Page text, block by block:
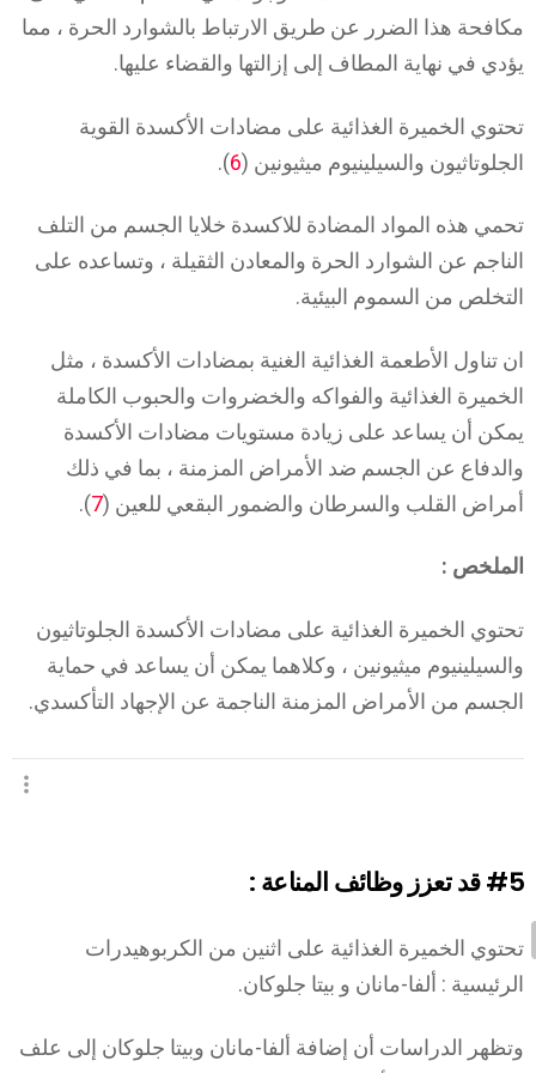
مكافحة هذا الضرر عن طريق الارتباط بالشوارد الحرة ، مما
يؤدي في نهاية المطاف إلى إزالتها والقضاء عليها.
تحتوي الخميرة الغذائية على مضادات الأكسدة القوية
الجلوتاثيون والسيلينيوم ميثيونين (6
).
تحمي هذه المواد المضادة للاكسدة خلايا الجسم من التلف
الناجم عن الشوارد الحرة والمعادن الثقيلة ، وتساعده على
التخلص من السموم البيئية.
ان تناول الأطعمة الغذائية الغنية بمضادات الأكسدة ، مثل
الخميرة الغذائية والفواكه والخضروات والحبوب الكاملة
يمكن أن يساعد على زيادة مستويات مضادات الأكسدة
والدفاع عن الجسم ضد الأمراض المزمنة ، بما في ذلك
أمراض القلب والسرطان والضمور البقعي للعين (7
).
الملخص :
تحتوي الخميرة الغذائية على مضادات الأكسدة الجلوتاثيون
والسيلينيوم ميثيونين ، وكلاهما يمكن أن يساعد في حماية
الجسم من الأمراض المزمنة الناجمة عن الإجهاد التأكسدي.
#5قد تعزز وظائف المناعة :
تحتوي الخميرة الغذائية على اثنين من الكربوهيدرات
الرئيسية : ألفا-مانان و بيتا جلوكان.
وتظهر الدراسات أن إضافة ألفا-مانان وبيتا جلوكان إلى علف